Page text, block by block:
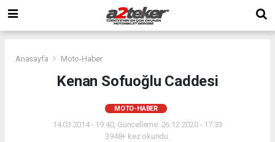
Anasayfa Moto-Haber
Kenan Sofuoğlu Caddesi
MOTO-HABER
14.03.2014 - 19:40, Güncelleme: 26.12.2020 - 17:33
3948+ kez okundu.